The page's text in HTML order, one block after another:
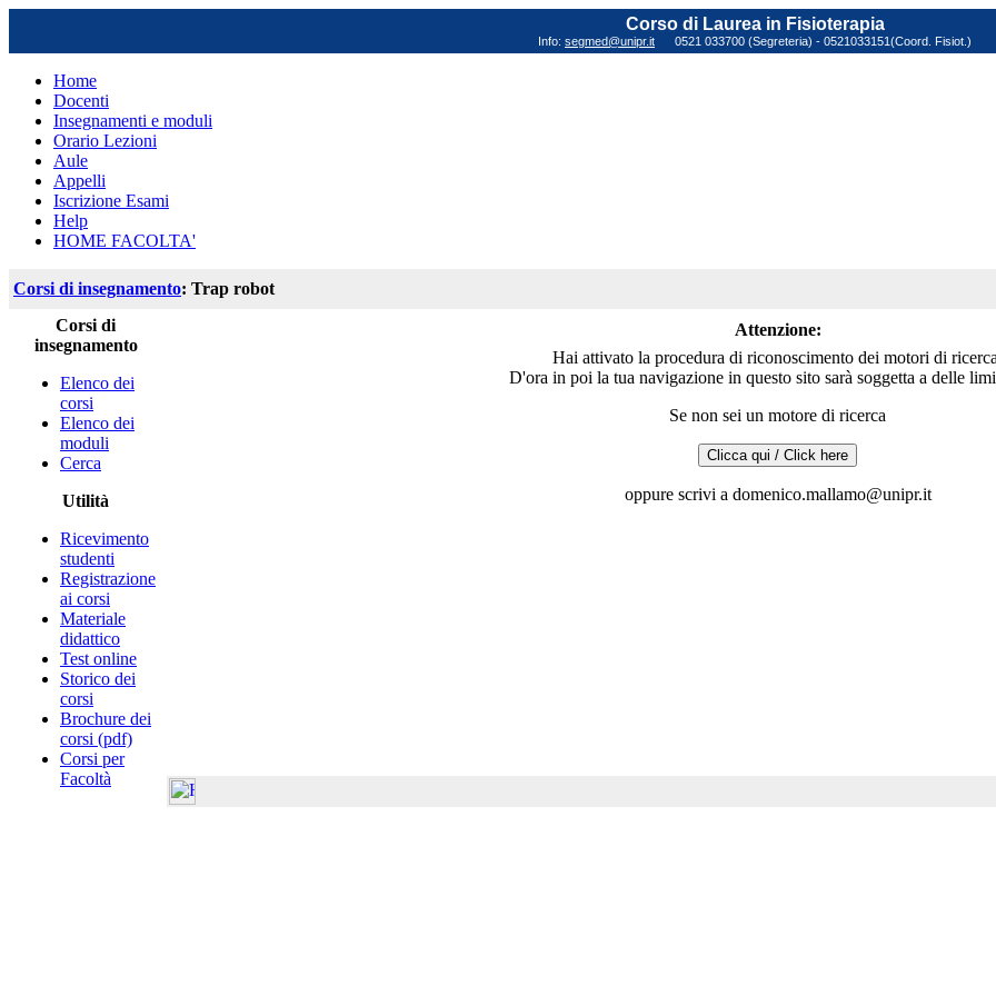
Corso di Laurea in Fisioterapia
Info: segmed@unipr.it 0521 033700 (Segreteria) - 0521033151(Coord. Fisiot.)
Home
Docenti
Insegnamenti e moduli
Orario Lezioni
Aule
Appelli
Iscrizione Esami
Help
HOME FACOLTA'
Corsi di insegnamento: Trap robot
Corsi di
insegnamento
Elenco dei
corsi
Elenco dei
moduli
Cerca
Utilità
Ricevimento
studenti
Registrazione
ai corsi
Materiale
didattico
Test online
Storico dei
corsi
Brochure dei
corsi (pdf)
Corsi per
Facoltà
Attenzione:
Hai attivato la procedura di riconoscimento dei motori di
D'ora in poi la tua navigazione in questo sito sarà soggetta a delle
Se non sei un motore di ricerca
oppure scrivi a domenico.mallamo@unipr.it